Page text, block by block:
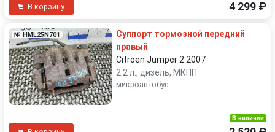
В корзину 4 299 ₽
№ HML25N701
Суппорт тормозной передний
правый
Citroen Jumper 2 2007
2.2 л., дизель, МКПП
микроавтобус
В наличии